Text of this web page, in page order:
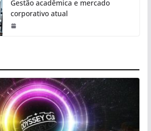
Gestão acadêmica e mercado
corporativo atual